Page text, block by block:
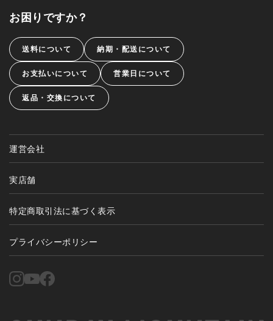
お困りですか？
送料について 納期・配送について
お支払いについて 営業日について
返品・交換について
運営会社
実店舗
特定商取引法に基づく表示
プライバシーポリシー